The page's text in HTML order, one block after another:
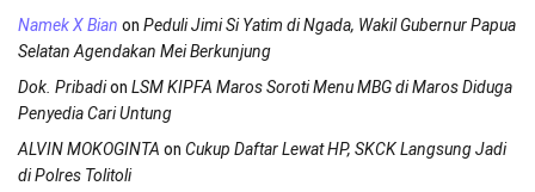
Namek X Bian on Peduli Jimi Si Yatim di Ngada, Wakil Gubernur Papua
Selatan Agendakan Mei Berkunjung
Dok. Pribadion LSM KIPFA Maros Soroti Menu MBG di Maros Diduga
Penyedia Cari Untung
ALVIN MOKOGINTA on Cukup Daftar Lewat HP, SKCK Langsung Jadi
di Polres Tolitoli